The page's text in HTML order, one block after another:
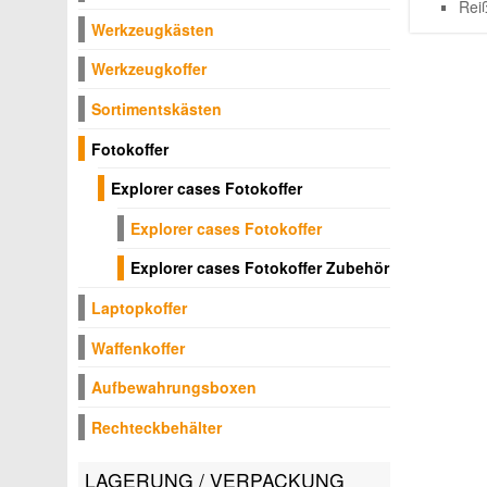
Werkzeugkästen
Werkzeugkoffer
Sortimentskästen
Fotokoffer
Explorer cases Fotokoffer
Explorer cases Fotokoffer
Explorer cases Fotokoffer Zubehör
Laptopkoffer
Waffenkoffer
Aufbewahrungsboxen
Rechteckbehälter
LAGERUNG / VERPACKUNG